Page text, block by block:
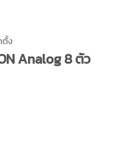
ตั้ง
Analog 8 ตัว